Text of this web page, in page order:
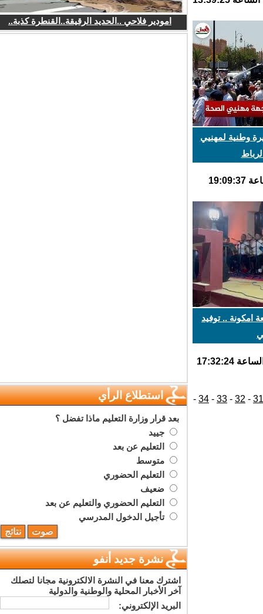
وطنية لمهنيي
امكونة .. توفيد
-
32
-
33
-
34
-
امودير فلاحي ..الحديد الرقيقة..القنطرة كذبة..
استطلاع الرأي
بعد قرار وزارة التعليم ماذا تفضل ؟
جييد
التعليم عن بعد
متوسط
التعليم الحضوري
ضعيف
التعليم الحضوري والتعليم عن بعد
تأجيل الدخول المدرسي
نشرة جديد أنفو
اشترك معنا في النشرة الالكترونية مجانا لتصلك
آخر الأخبار المحلية والوطنية والدولية
البريد اﻹلكتروني: